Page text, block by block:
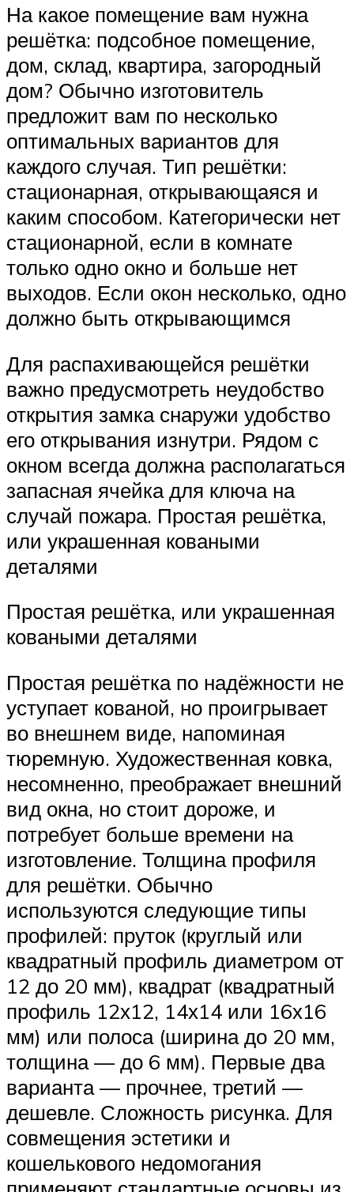
На какое помещение вам нужна
решётка: подсобное помещение,
дом, склад, квартира, загородный
дом? Обычно изготовитель
предложит вам по несколько
оптимальных вариантов для
каждого случая. Тип решётки:
стационарная, открывающаяся и
каким способом. Категорически нет
стационарной, если в комнате
только одно окно и больше нет
выходов. Если окон несколько, одно
должно быть открывающимся
Для распахивающейся решётки
важно предусмотреть неудобство
открытия замка снаружи удобство
его открывания изнутри. Рядом с
окном всегда должна располагаться
запасная ячейка для ключа на
случай пожара. Простая решётка,
или украшенная коваными
деталями
Простая решётка, или украшенная
коваными деталями
Простая решётка по надёжности не
уступает кованой, но проигрывает
во внешнем виде, напоминая
тюремную. Художественная ковка,
несомненно, преображает внешний
вид окна, но стоит дороже, и
потребует больше времени на
изготовление. Толщина профиля
для решётки. Обычно
используются следующие типы
профилей: пруток (круглый или
квадратный профиль диаметром от
12 до 20 мм), квадрат (квадратный
профиль 12х12, 14х14 или 16х16
мм) или полоса (ширина до 20 мм,
толщина — до 6 мм). Первые два
варианта — прочнее, третий —
дешевле. Сложность рисунка. Для
совмещения эстетики и
кошелькового недомогания